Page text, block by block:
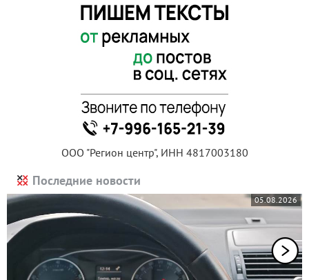
ООО "Регион центр", ИНН 4817003180
Последние новости
05.08.2026